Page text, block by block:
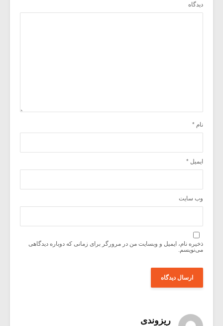
دیدگاه
نام *
ایمیل *
وب‌ سایت
ذخیره نام، ایمیل و وبسایت من در مرورگر برای زمانی که دوباره دیدگاهی
می‌نویسم.
ریزوندی